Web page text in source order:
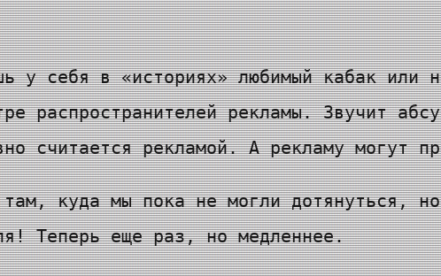
у себя в «историях» любимый кабак или
распространителей рекламы. Звучит
считается рекламой. А рекламу могут
там, куда мы пока не могли дотянуться,
Теперь еще раз, но медленнее.